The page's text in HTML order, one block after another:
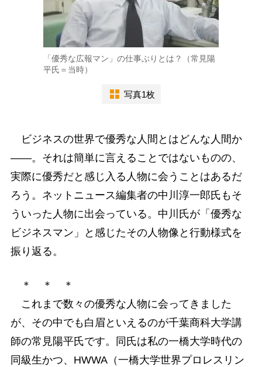
「優秀な広報マン」の仕事ぶりとは？（常見陽
平氏＝当時）
写真1枚
ビジネスの世界で優秀な人間とはどんな人間か
――。それは簡単に言えることではないものの、
実際に優秀だと感じ入る人物に会うことはあるだ
ろう。ネットニュース編集者の中川淳一郎氏もそ
ういった人物に出会っている。中川氏が「優秀な
ビジネスマン」と感じたその人物像と行動様式を
振り返る。
＊ ＊ ＊
これまで数々の優秀な人物に会ってきました
が、その中でも白眉といえるのが千葉商科大学講
師の常見陽平氏です。同氏は私の一橋大学時代の
同級生かつ、HWWA（一橋大学世界プロレスリン